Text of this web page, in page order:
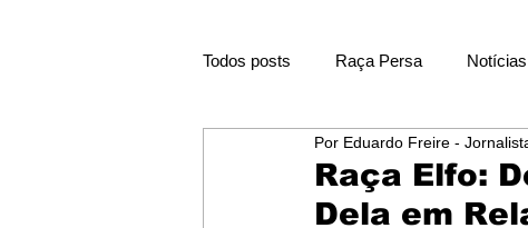
Todos posts Raça Persa
Datas comemorativas
Raça Elfo:
Dela em
Por Eduardo Freire -